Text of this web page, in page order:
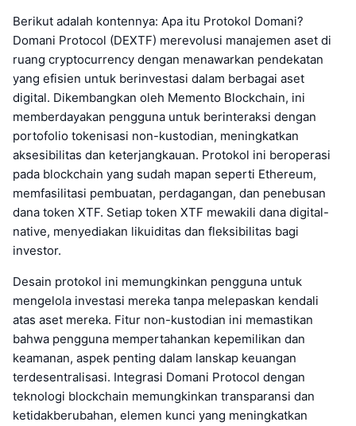
Berikut adalah kontennya: Apa itu Protokol Domani?
Domani Protocol (DEXTF) merevolusi manajemen aset di
ruang cryptocurrency dengan menawarkan pendekatan
yang efisien untuk berinvestasi dalam berbagai aset
digital. Dikembangkan oleh Memento Blockchain, ini
memberdayakan pengguna untuk berinteraksi dengan
portofolio tokenisasi non-kustodian, meningkatkan
aksesibilitas dan keterjangkauan. Protokol ini beroperasi
pada blockchain yang sudah mapan seperti Ethereum,
memfasilitasi pembuatan, perdagangan, dan penebusan
dana token XTF. Setiap token XTF mewakili dana digital-
native, menyediakan likuiditas dan fleksibilitas bagi
investor.
Desain protokol ini memungkinkan pengguna untuk
mengelola investasi mereka tanpa melepaskan kendali
atas aset mereka. Fitur non-kustodian ini memastikan
bahwa pengguna mempertahankan kepemilikan dan
keamanan, aspek penting dalam lanskap keuangan
terdesentralisasi. Integrasi Domani Protocol dengan
teknologi blockchain memungkinkan transparansi dan
ketidakberubahan, elemen kunci yang meningkatkan